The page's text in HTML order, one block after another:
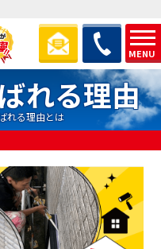
MENU
れる理由
れる理由とは